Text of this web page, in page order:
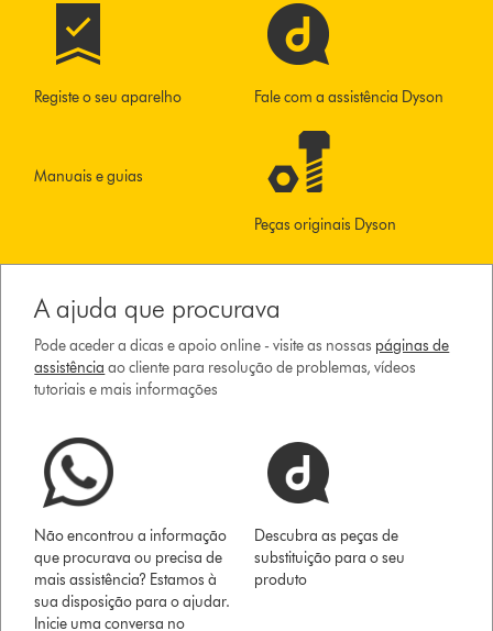
Registe o seu aparelho Fale com a assistência Dyson
Manuais e guias
Peças originais Dyson
A ajuda que procurava
Pode aceder a dicas e apoio online - visite as nossas páginas de
assistência ao cliente para resolução de problemas, vídeos
tutoriais e mais informações
Não encontrou a informação
que procurava ou precisa de
mais assistência? Estamos à
sua disposição para o ajudar.
Inicie uma conversa no
Descubra as peças de
substituição para o seu
produto